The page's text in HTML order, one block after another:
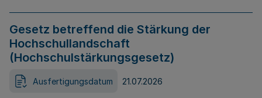
Gesetz betreffend die Stärkung der
Hochschullandschaft
(Hochschulstärkungsgesetz)
Ausfertigungsdatum 21.07.2026